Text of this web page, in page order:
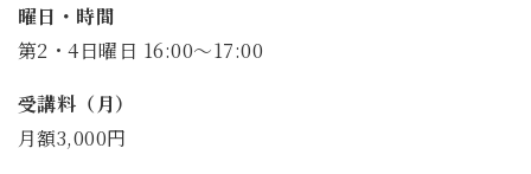
曜日・時間
第2・4日曜日 16:00～17:00
受講料（月）
月額3,000円